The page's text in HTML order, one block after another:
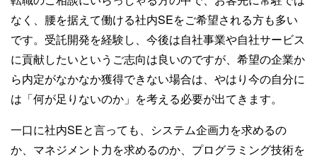
なく、腰を据えて働ける社内SEをご希望される方も多い
です。受託開発を経験し、今後は自社事業や自社サービス
に貢献したいというご志向は良いのですが、希望の企業か
ら内定がなかなか獲得できない場合は、やはり今の自分に
は「何が足りないのか」を考える必要が出てきます。
一口に社内SEと言っても、システム企画力を求めるの
か、マネジメント力を求めるのか、プログラミング技術を